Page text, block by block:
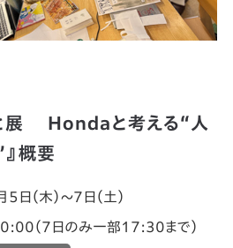
展 Hondaと考える“人
概要
（木）～7日（土）
（7日のみ一部17:30まで）